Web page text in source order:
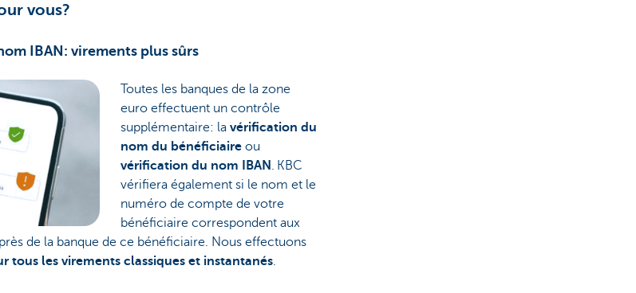
vous?
IBAN: virements plus sûrs
Toutes les banques de la zone
euro effectuent un contrôle
supplémentaire: lavérification du
nom du bénéficiaireou
vérification du nom IBAN . KBC
vérifiera également si le nom et le
numéro de compte de votre
bénéficiaire correspondent aux
de la banque de ce bénéficiaire. Nous effectuons
tous les virements classiques et instantanés.